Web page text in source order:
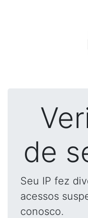
de
Seu IP fez
acessos
conosco.